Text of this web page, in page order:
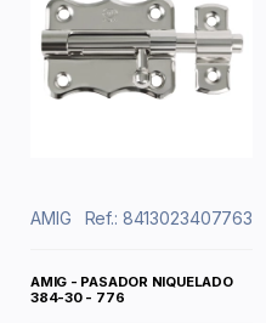
AMIG Ref.: 8413023407763
AMIG - PASADOR NIQUELADO
384-30 - 776